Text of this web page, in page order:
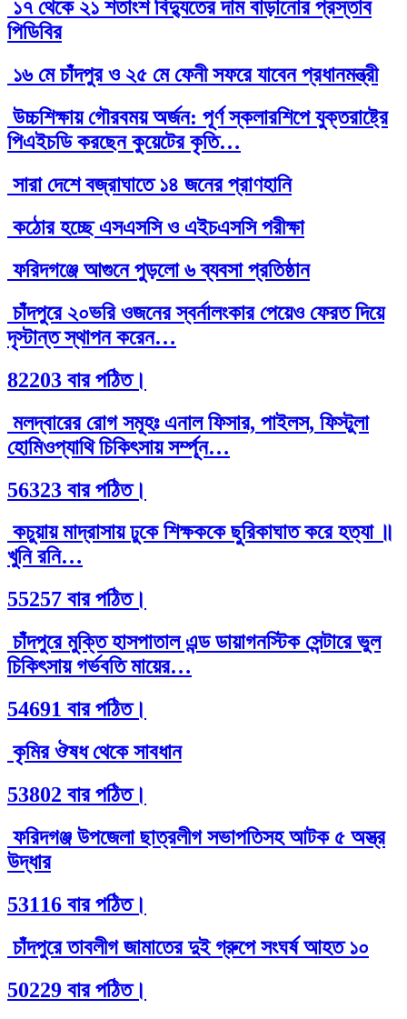
১৭ থেকে ২১ শতাংশ বিদ্যুতের দাম বাড়ানোর প্রস্তাব
পিডিবির
১৬ মে চাঁদপুর ও ২৫ মে ফেনী সফরে যাবেন প্রধানমন্ত্রী
উচ্চশিক্ষায় গৌরবময় অর্জন: পূর্ণ স্কলারশিপে যুক্তরাষ্ট্রে
পিএইচডি করছেন কুয়েটের কৃতি…
সারা দেশে বজ্রাঘাতে ১৪ জনের প্রাণহানি
কঠোর হচ্ছে এসএসসি ও এইচএসসি পরীক্ষা
ফরিদগঞ্জে আগুনে পুড়লো ৬ ব্যবসা প্রতিষ্ঠান
চাঁদপুরে ২০ভরি ওজনের স্বর্নালংকার পেয়েও ফেরত দিয়ে
দৃস্টান্ত স্থাপন করেন…
82203 বার পঠিত।
মলদ্বারের রোগ সমূহঃ এনাল ফিসার, পাইলস, ফিস্টুলা
হোমিওপ্যাথি চিকিৎসায় সর্ম্পূন…
56323 বার পঠিত।
কচুয়ায় মাদ্রাসায় ঢুকে শিক্ষককে ছুরিকাঘাত করে হত্যা ॥
খুনি রনি…
55257 বার পঠিত।
চাঁদপুরে মুক্তি হাসপাতাল এন্ড ডায়াগনস্টিক সেন্টারে ভুল
চিকিৎসায় গর্ভবতি মায়ের…
54691 বার পঠিত।
কৃমির ঔষধ থেকে সাবধান
53802 বার পঠিত।
ফরিদগঞ্জ উপজেলা ছাত্রলীগ সভাপতিসহ আটক ৫ অস্ত্র
উদ্ধার
53116 বার পঠিত।
চাঁদপুরে তাবলীগ জামাতের দুই গ্রুপে সংঘর্ষ আহত ১০
50229 বার পঠিত।